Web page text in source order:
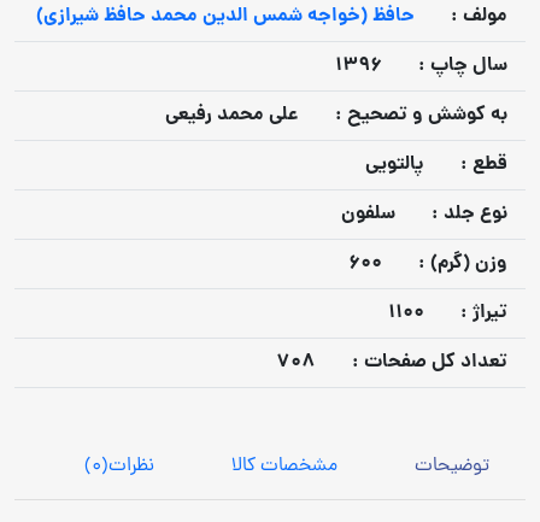
مولف :
حافظ (خواجه شمس الدین محمد حافظ شیرازی)
سال چاپ :
1396
به كوشش و تصحيح :
علی محمد رفیعی
قطع :
پالتویی
نوع جلد :
سلفون
وزن (گرم) :
600
تيراژ :
1100
تعداد كل صفحات :
708
توضیحات مشخصات کالا نظرات(0)